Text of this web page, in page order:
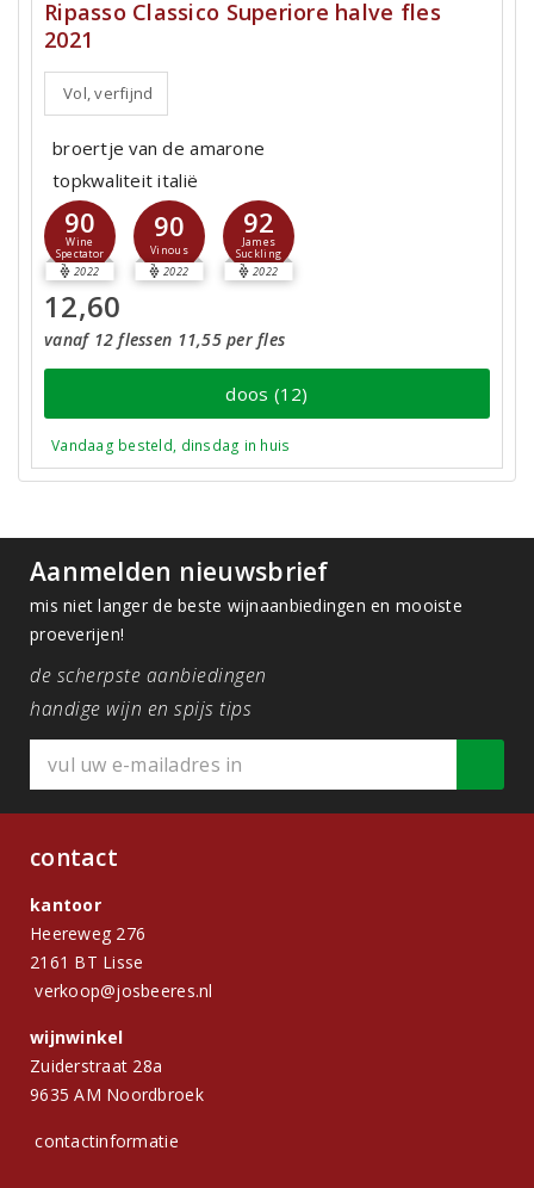
Ripasso Classico Superiore halve fles
2021
Vol, verfijnd
broertje van de amarone
topkwaliteit italië
90
Wine
Spectator
2022
90
Vinous
2022
92
James
Suckling
2022
12,60
vanaf 12 flessen 11,55 per fles
doos (12)
Vandaag besteld, dinsdag in huis
Aanmelden nieuwsbrief
mis niet langer de beste wijnaanbiedingen en mooiste
proeverijen!
de scherpste aanbiedingen
handige wijn en spijs tips
contact
kantoor
Heereweg 276
2161 BT Lisse
verkoop@josbeeres.nl
wijnwinkel
Zuiderstraat 28a
9635 AM Noordbroek
contactinformatie